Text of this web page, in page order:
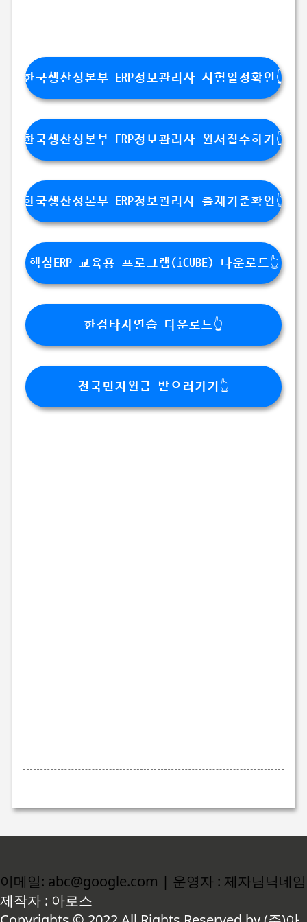
한국생산성본부 ERP정보관리사 시험일정확인👆
한국생산성본부 ERP정보관리사 원서접수하기👆
한국생산성본부 ERP정보관리사 출제기준확인👆
핵심ERP 교육용 프로그램(iCUBE) 다운로드👆
한컴타자연습 다운로드👆
전국민지원금 받으러가기👆
이메일: abc@google.com | 운영자 : 제자님닉네임
제작자 : 아로스